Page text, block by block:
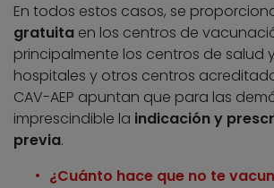
En todos estos casos, se
gratuita en los centros de
principalmente los centros de salud
hospitales y otros centros
CAV-AEP apuntan que para las
imprescindible la indicación y
previa.
¿Cuánto hace que no te